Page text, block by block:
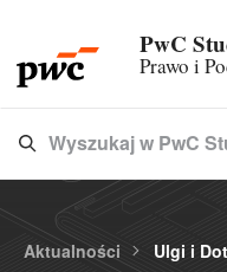
PwC
Prawo i
Type 3 or more characters
Wyszukaj w PwC
Aktualności Ulgi i